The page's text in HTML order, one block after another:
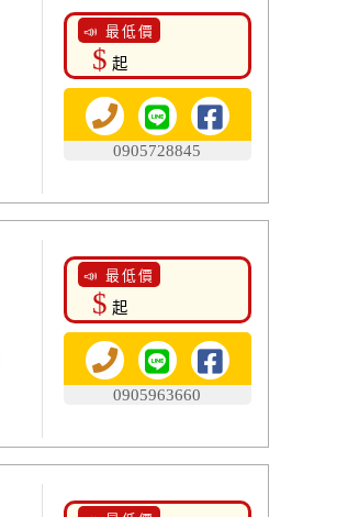
📣 最低價
$ 起
0905728845
📣 最低價
$ 起
0905963660